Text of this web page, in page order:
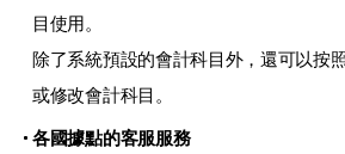
目使用。
除了系統預設的會計科目外，還可以按
或修改會計科目。
各國據點的客服服務